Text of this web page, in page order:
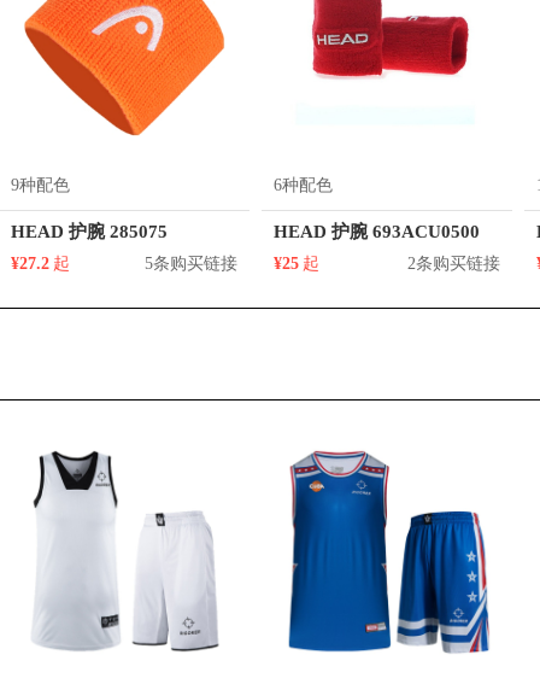
9种配色
HEAD 护腕 285075
¥27.2 起 5条购买链接
6种配色
HEAD 护腕 693ACU0500
¥25 起 2条购买链接